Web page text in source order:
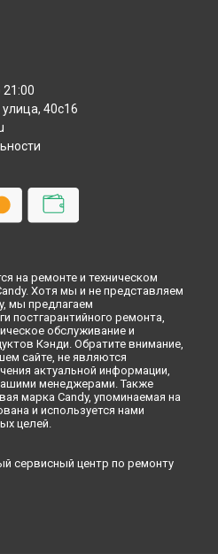
CMG 20 DS Candy в
CMG 20 DS Candy в
CMG 20 DS Candy в
CMG 20 DS Candy в
CMG 20 DS Candy в
CMG 20 DS Candy в
40с16
на ремонте и техническом
Хотя мы и не представляем
мы предлагаем
постгарантийного ремонта,
обслуживание и
Кэнди. Обратите внимание,
сайте, не являются
актуальной информации,
менеджерами. Также
марка Candy, упоминаемая на
и используется нами
целей.
сервисный центр по ремонту